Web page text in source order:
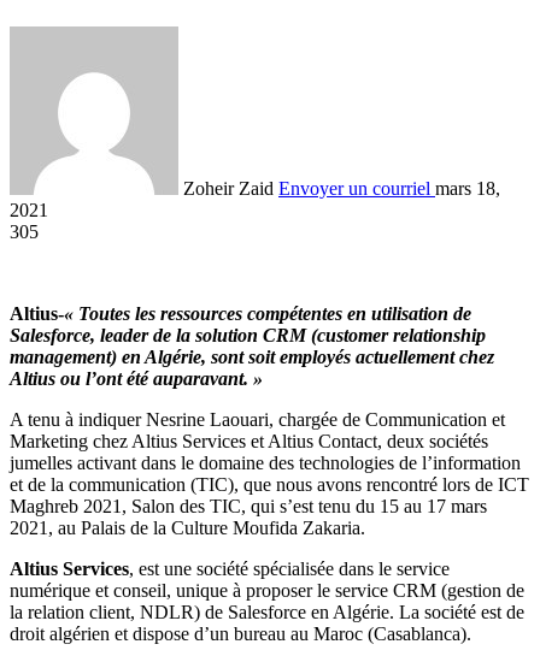
Zoheir Zaid Envoyer un courriel mars 18,
2021
305
Altius-« Toutes les ressources compétentes en utilisation de
Salesforce, leader de la solution CRM (customer relationship
management) en Algérie, sont soit employés actuellement chez
Altius ou l’ont été auparavant. »
A tenu à indiquer Nesrine Laouari, chargée de Communication et
Marketing chez Altius Services et Altius Contact, deux sociétés
jumelles activant dans le domaine des technologies de l’information
et de la communication (TIC), que nous avons rencontré lors de ICT
Maghreb 2021, Salon des TIC, qui s’est tenu du 15 au 17 mars
2021, au Palais de la Culture Moufida Zakaria.
Altius Services, est une société spécialisée dans le service
numérique et conseil, unique à proposer le service CRM (gestion de
la relation client, NDLR) de Salesforce en Algérie. La société est de
droit algérien et dispose d’un bureau au Maroc (Casablanca).